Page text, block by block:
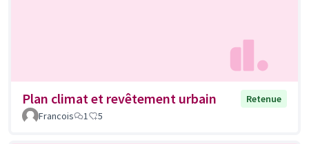
Plan climat et revêtement urbain
Retenue
Francois
1 5